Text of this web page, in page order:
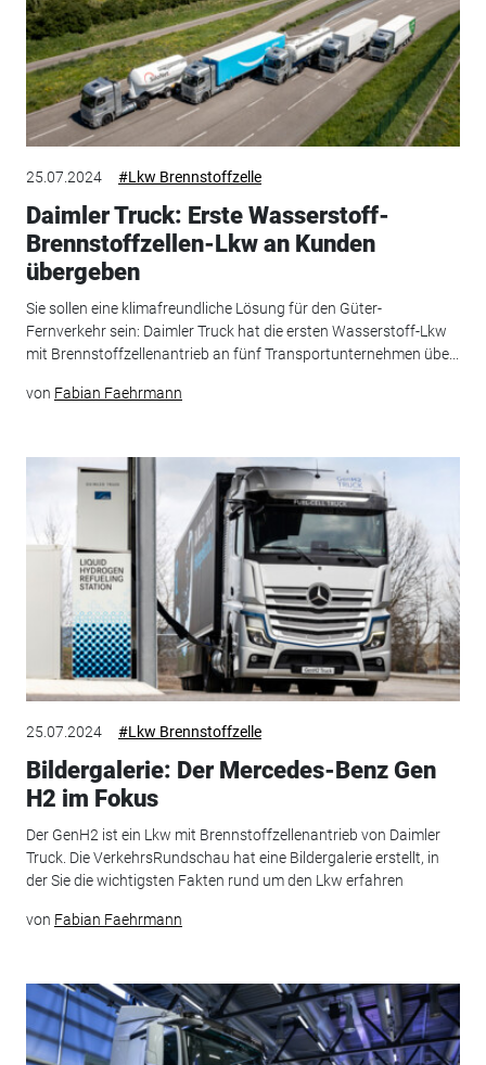
25.07.2024 #Lkw Brennstoffzelle
Daimler Truck: Erste Wasserstoff-
Brennstoffzellen-Lkw an Kunden
übergeben
Sie sollen eine klimafreundliche Lösung für den Güter-
Fernverkehr sein: Daimler Truck hat die ersten Wasserstoff-Lkw
mit Brennstoffzellenantrieb an fünf Transportunternehmen übe...
von Fabian Faehrmann
25.07.2024 #Lkw Brennstoffzelle
Bildergalerie: Der Mercedes-Benz Gen
H2 im Fokus
Der GenH2 ist ein Lkw mit Brennstoffzellenantrieb von Daimler
Truck. Die VerkehrsRundschau hat eine Bildergalerie erstellt, in
der Sie die wichtigsten Fakten rund um den Lkw erfahren
von Fabian Faehrmann